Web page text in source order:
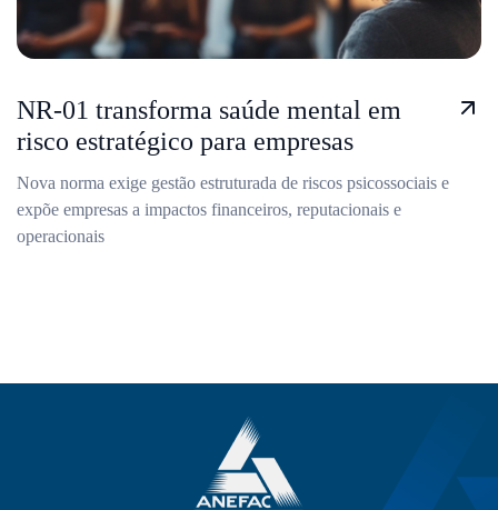
NR-01 transforma saúde mental em
risco estratégico para empresas
Nova norma exige gestão estruturada de riscos psicossociais e
expõe empresas a impactos financeiros, reputacionais e
operacionais